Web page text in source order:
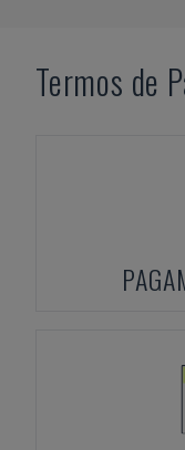
Termos de